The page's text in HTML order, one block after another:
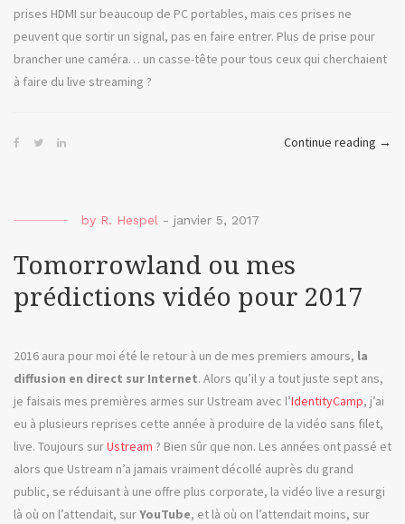
prises HDMI sur beaucoup de PC portables, mais ces prises ne
peuvent que sortir un signal, pas en faire entrer. Plus de prise pour
brancher une caméra… un casse-tête pour tous ceux qui cherchaient
à faire du live streaming ?
Continue reading «
→
by R. Hespel - janvier 5, 2017
Tomorrowland ou mes
prédictions vidéo pour 2017
2016 aura pour moi été le retour à un de mes premiers amours, la
diffusion en direct sur Internet. Alors qu’il y a tout juste sept ans,
je faisais mes premières armes sur Ustream avec l’IdentityCamp, j’ai
eu à plusieurs reprises cette année à produire de la vidéo sans filet,
live. Toujours surUstream ? Bien sûr que non. Les années ont passé et
alors que Ustream n’a jamais vraiment décollé auprès du grand
public, se réduisant à une offre plus corporate, la vidéo live a resurgi
là où on l’attendait, surYouTube, et là où on l’attendait moins, sur